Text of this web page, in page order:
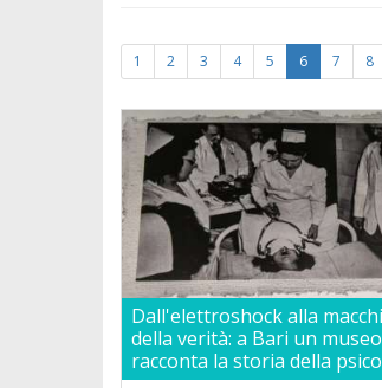
1 2 3 4 5 6 7 8
Dall'elettroshock alla
della verità: a Bari un museo
racconta la storia della